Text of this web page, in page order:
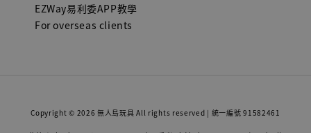
EZWay易利委APP教學
For overseas clients
Copyright © 2026 無人島玩具 All rights reserved | 統一編號 91582461